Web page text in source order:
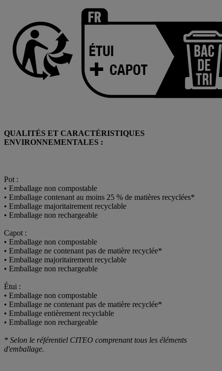
QUALITÉS ET CARACTÉRISTIQUES
ENVIRONNEMENTALES :
Pot :
• Emballage non compostable
• Emballage contenant au moins 25 % de matières recyclées*
• Emballage majoritairement recyclable
• Emballage non rechargeable
Capot :
• Emballage non compostable
• Emballage ne contenant pas de matière recyclée*
• Emballage majoritairement recyclable
• Emballage non rechargeable
Étui :
• Emballage non compostable
• Emballage ne contenant pas de matière recyclée*
• Emballage entièrement recyclable
• Emballage non rechargeable
* Selon le référentiel CITEO comprenant tous les éléments
d'emballage.